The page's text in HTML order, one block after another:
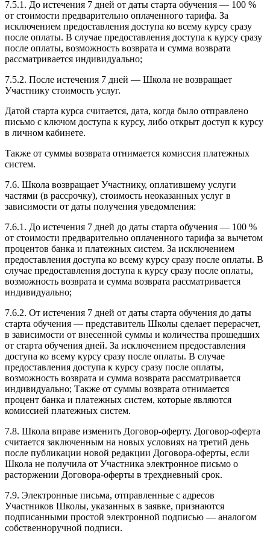
7.5.1. До истечения 7 дней от даты старта обучения — 100 %
от стоимости предварительно оплаченного тарифа. За
исключением предоставления доступа ко всему курсу сразу
после оплаты. В случае предоставления доступа к курсу сразу
после оплаты, возможность возврата и сумма возврата
рассматривается индивидуально;
7.5.2. После истечения 7 дней — Школа не возвращает
Участнику стоимость услуг.
Датой старта курса считается, дата, когда было отправлено
письмо с ключом доступа к курсу, либо открыт доступ к курсу
в личном кабинете.
Также от суммы возврата отнимается комиссия платежных
систем.
7.6. Школа возвращает Участнику, оплатившему услуги
частями (в рассрочку), стоимость неоказанных услуг в
зависимости от даты получения уведомления:
7.6.1. До истечения 7 дней до даты старта обучения — 100 %
от стоимости предварительно оплаченного тарифа за вычетом
процентов банка и платежных систем. За исключением
предоставления доступа ко всему курсу сразу после оплаты. В
случае предоставления доступа к курсу сразу после оплаты,
возможность возврата и сумма возврата рассматривается
индивидуально;
7.6.2. От истечения 7 дней от даты старта обучения до даты
старта обучения — представитель Школы сделает перерасчет,
в зависимости от внесенной суммы и количества прошедших
от старта обучения дней. За исключением предоставления
доступа ко всему курсу сразу после оплаты. В случае
предоставления доступа к курсу сразу после оплаты,
возможность возврата и сумма возврата рассматривается
индивидуально; Также от суммы возврата отнимается
процент банка и платежных систем, которые являются
комиссией платежных систем.
7.8. Школа вправе изменить Договор-оферту. Договор-оферта
считается заключенным на новых условиях на третий день
после публикации новой редакции Договора-оферты, если
Школа не получила от Участника электронное письмо о
расторжении Договора-оферты в трехдневный срок.
7.9. Электронные письма, отправленные с адресов
Участников Школы, указанных в заявке, признаются
подписанными простой электронной подписью — аналогом
собственноручной подписи.